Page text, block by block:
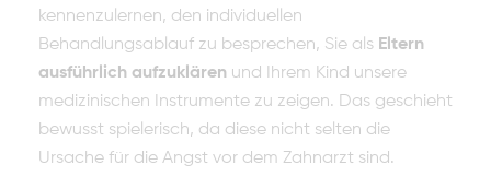
kennenzulernen, den individuellen
Behandlungsablauf zu besprechen, Sie als Eltern
ausführlich aufzuklären und Ihrem Kind unsere
medizinischen Instrumente zu zeigen. Das geschieht
bewusst spielerisch, da diese nicht selten die
Ursache für die Angst vor dem Zahnarzt sind.